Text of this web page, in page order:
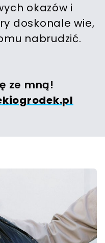
okazów i
doskonale wie,
nabrudzić.
ze mną!